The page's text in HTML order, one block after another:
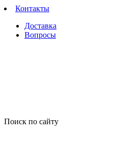
Контакты
Доставка
Вопросы
Поиск по сайту